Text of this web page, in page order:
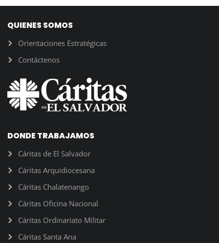
QUIENES SOMOS
Orientaciones Estratégicas
Contáctenos
DONDE TRABAJAMOS
Cáritas de El Salvador
Cáritas Arquidiocesana
Cáritas Chalatenango
Cáritas Oficina Nacional
Cáritas Ordinariato Militar
Cáritas Santa Ana